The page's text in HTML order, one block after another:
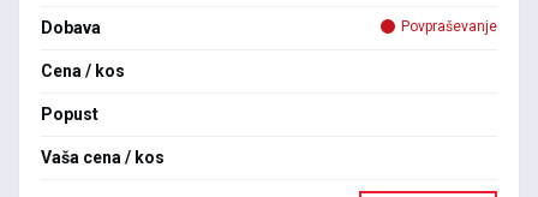
Dobava Povpraševanje
Cena / kos
Popust
Vaša cena / kos